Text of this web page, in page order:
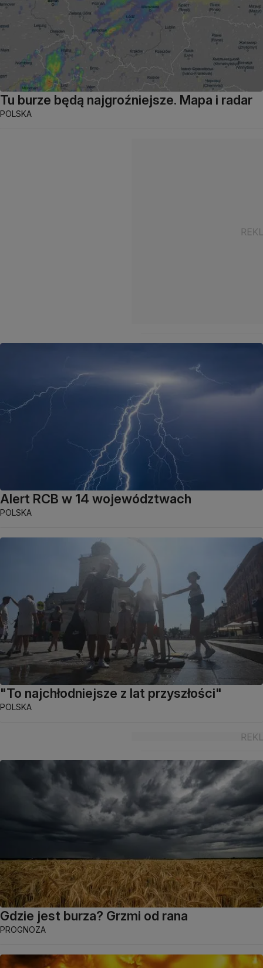
Tu burze będą najgroźniejsze. Mapa i radar
POLSKA
Alert RCB w 14 województwach
POLSKA
"To najchłodniejsze z lat przyszłości"
POLSKA
Gdzie jest burza? Grzmi od rana
PROGNOZA